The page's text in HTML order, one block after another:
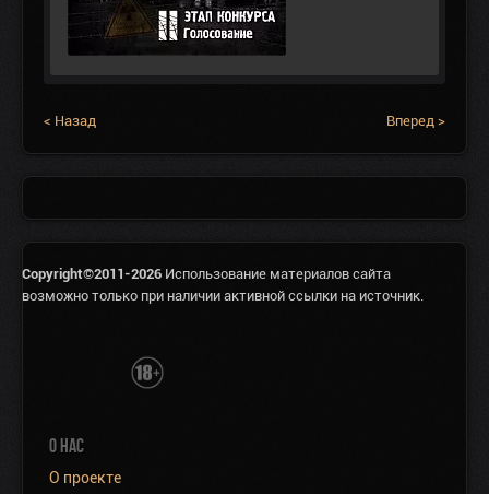
< Назад Вперед >
Copyright©2011-2026 Использование материалов сайта
возможно только при наличии активной ссылки на источник.
О НАС
О проекте